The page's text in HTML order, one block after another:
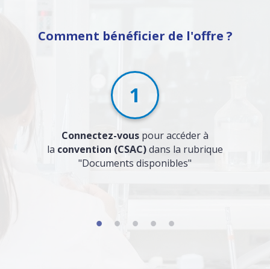
Comment bénéficier de l'offre ?
1
Connectez-vous pour accéder à
la convention (CSAC)dans la rubrique
"Documents disponibles"